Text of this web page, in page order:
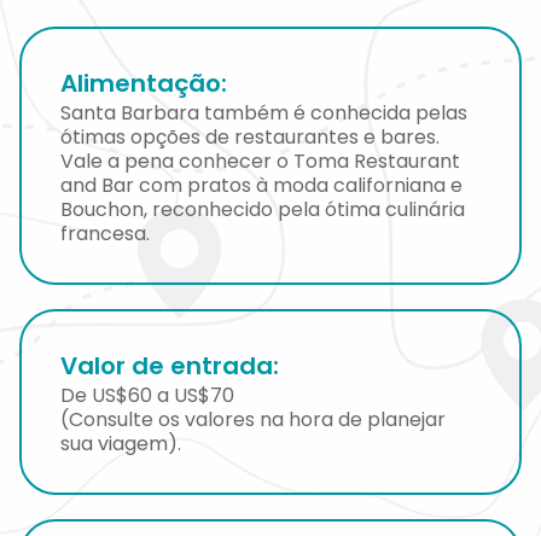
Alimentação:
Santa Barbara também é conhecida pelas
ótimas opções de restaurantes e bares.
Vale a pena conhecer o Toma Restaurant
and Bar com pratos à moda californiana e
Bouchon, reconhecido pela ótima culinária
francesa.
Valor de entrada:
De US$60 a US$70
(Consulte os valores na hora de planejar
sua viagem).